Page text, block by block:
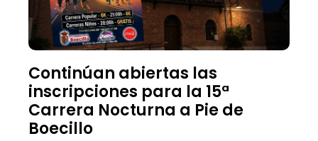
Continúan abiertas las
inscripciones para la 15ª
Carrera Nocturna a Pie de
Boecillo